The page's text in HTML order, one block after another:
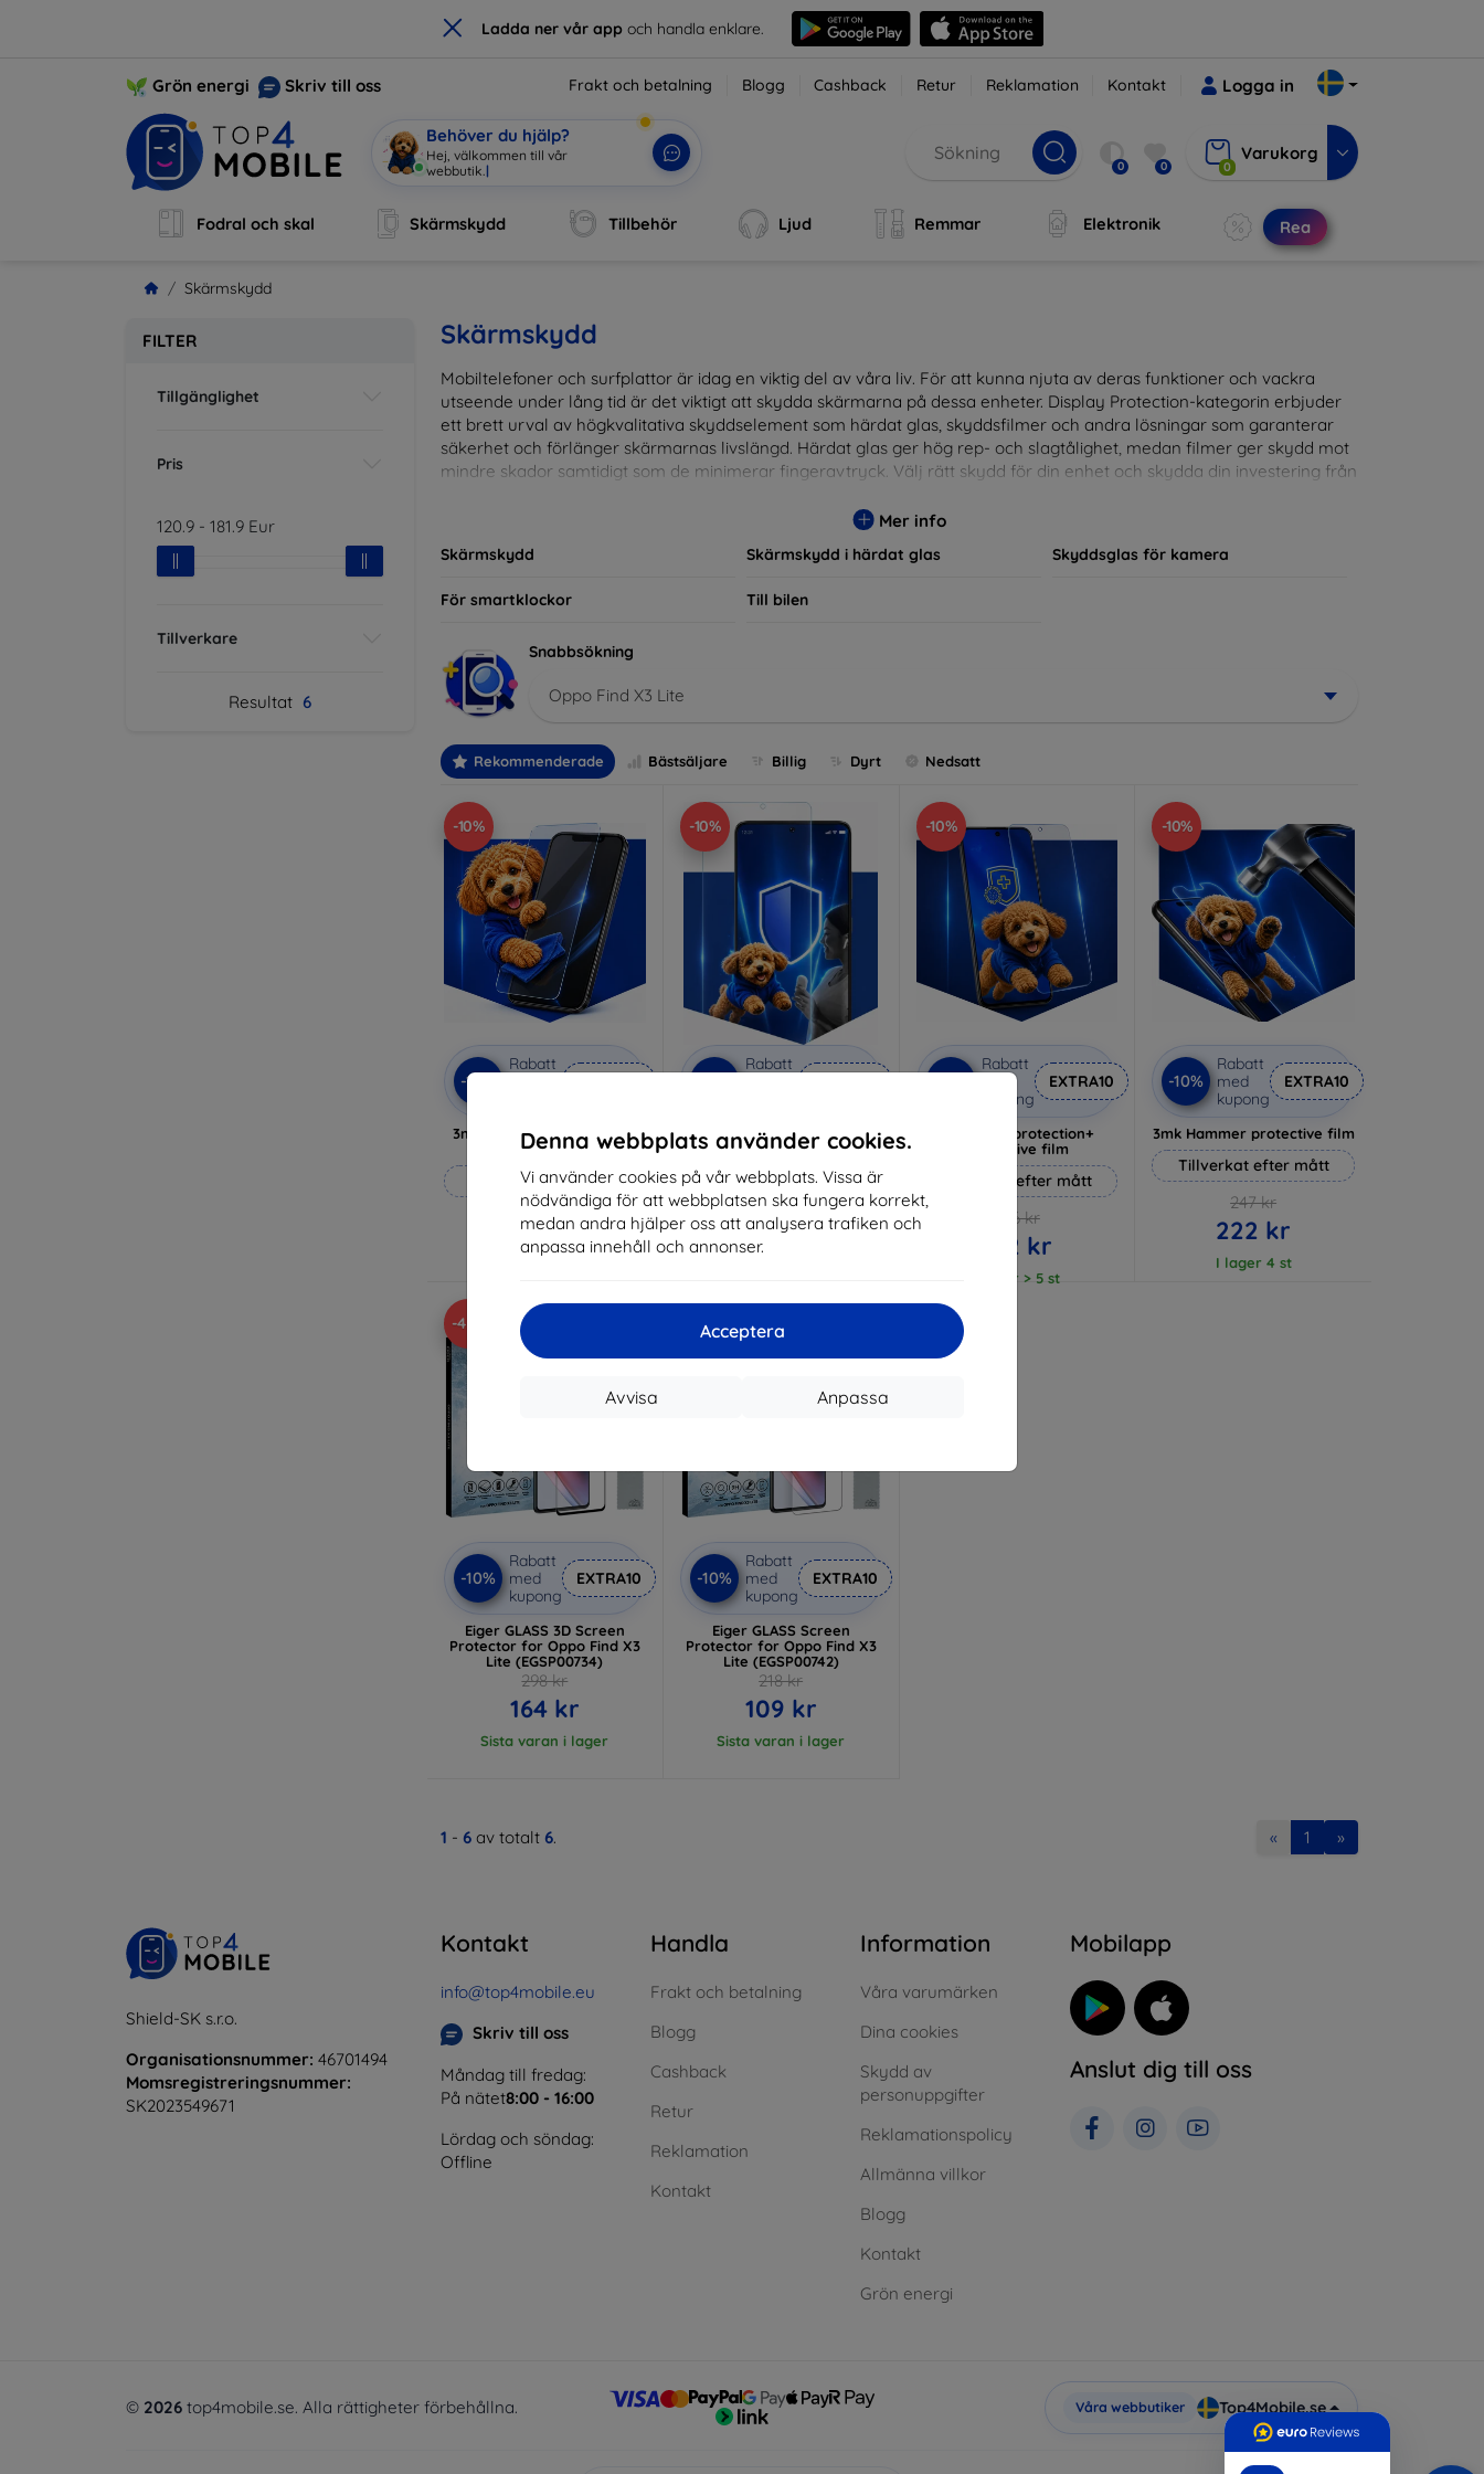
× Ladda ner vår app och handla enklare.
Denna webbplats använder cookies.
Vi använder cookies på vår webbplats. Vissa är
nödvändiga för att webbplatsen ska fungera korrekt,
medan andra hjälper oss att analysera trafiken och
anpassa innehåll och annonser.
Acceptera
Anpassa
Avvisa
Grön energi Skriv till oss Frakt och betalning Blogg Cashback Retur Reklamation Kontakt Logga in
Behöver du hjälp?
Hej, välkommen till vår webbut 0 0 0
Varukorg
Fodral och skal Skärmskydd Tillbehör Ljud Remmar Elektronik Rea
Skärmskydd
FILTER
Tillgänglighet
Pris
120.9 - 181.9 Eur
Tillverkare
Resultat 6
Skärmskydd
Mobiltelefoner och surfplattor är idag en viktig del av våra liv. För att kunna njuta av deras funktioner och vackra
utseende under lång tid är det viktigt att skydda skärmarna på dessa enheter. Display Protection-kategorin erbjuder
ett brett urval av högkvalitativa skyddselement som härdat glas, skyddsfilmer och andra lösningar som garanterar
säkerhet och förlänger skärmarnas livslängd. Härdat glas ger hög rep- och slagtålighet, medan filmer ger skydd mot
mindre skador samtidigt som de minimerar fingeravtryck. Välj rätt skydd för din enhet och skydda din investering från
modeller, vilket säkerställer att varje kund hittar det perfekta skyddet för sin enhet.
Mer info
Skärmskydd Skärmskydd i härdat glas Skyddsglas för kamera
För smartklockor Till bilen
Snabbsökning
Oppo Find X3 Lite
Rekommenderade Bästsäljare Billig Dyrt Nedsatt
-10%
-10%
Rabatt
3mk Anti-Shock protective
glass
Tillverkat efter mått
214 kr
193 kr
-10%
Rabatt
3mk Pure Matt protective
glass
Tillverkat efter mått
169 kr
152 kr
-10%
Rabatt
kupong
EXTRA10
3mk Silverprotection+
protective film
Tillverkat efter mått
236 kr
212 kr
I lager > 5 st
-10%
-10%
Rabatt
med
kupong
EXTRA10
3mk Hammer protective film
Tillverkat efter mått
247 kr
222 kr
I lager 4 st
-45%
-10%
Rabatt
med
kupong
EXTRA10
Eiger GLASS 3D Screen
Protector for Oppo Find X3
Lite (EGSP00734)
298 kr
164 kr
Sista varan i lager
-50%
-10%
Rabatt
med
kupong
EXTRA10
Eiger GLASS Screen
Protector for Oppo Find X3
Lite (EGSP00742)
218 kr
109 kr
Sista varan i lager
1 - 6 av totalt 6. « 1 »
Shield-SK s.r.o.
Organisationsnummer: 46701494
Momsregistreringsnummer:
SK2023549671
Kontakt
info@top4mobile.eu
Skriv till oss
Måndag till fredag:
På nätet8:00 - 16:00
Lördag och söndag:
Offline
Handla
Frakt och betalning
Blogg
Cashback
Retur
Reklamation
Kontakt
Information
Våra varumärken
Dina cookies
Skydd av
personuppgifter
Reklamationspolicy
Allmänna villkor
Blogg
Kontakt
Grön energi
Mobilapp
Anslut dig till oss
© 2026 top4mobile.se. Alla rättigheter förbehållna. Våra webbutiker Top4Mobile.se